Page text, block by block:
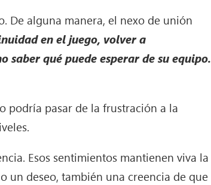
De alguna manera, el nexo de unión
en el juego, volver a
qué puede esperar de su equipo.
podría pasar de la frustración a la
Esos sentimientos mantienen viva la
un deseo, también una creencia de que